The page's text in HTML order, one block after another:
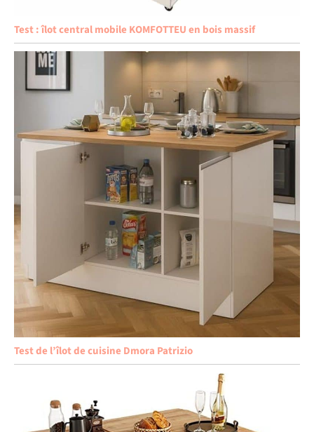
Test : îlot central mobile KOMFOTTEU en bois massif
Test de l’îlot de cuisine Dmora Patrizio